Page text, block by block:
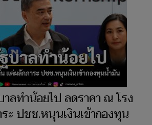
ลทำน้อยไป ลดราคา ณ โรง
ะ ปชช.หนุนเงินเข้ากองทุน